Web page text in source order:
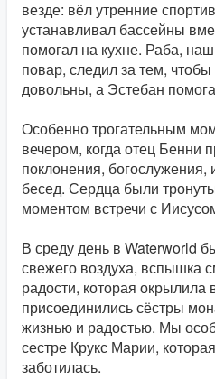
везде: вёл утренние
устанавливал бассейны
помогал на кухне. Раба,
повар, следил за тем,
довольны, а Эстебан
Особенно трогательным
вечером, когда отец Бенни
поклонения,
бесед. Сердца были
моментом встречи с
В среду день в Waterworld
свежего воздуха, вспышка
радости, которая окрылила
присоединились сёстры
жизнью и радостью. Мы
сестре Крукс Марии,
заботилась.